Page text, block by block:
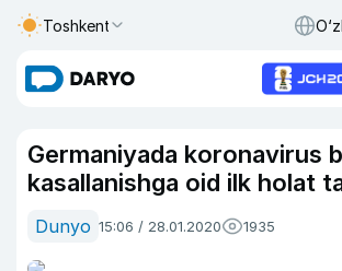
Toshkent
Germaniyada koronavirus
kasallanishga oid ilk holat
Dunyo 15:06 / 28.01.2020 1935